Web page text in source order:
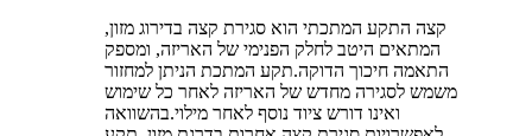
קצה התקע המתכתי הוא סגירת קצה בדירוג מזון,
המתאים היטב לחלק הפנימי של האריזה, ומספק
התאמה חיכוך הדוקה.תקע המתכת הניתן למחזור
משמש לסגירה מחדש של האריזה לאחר כל שימוש
ואינו דורש ציוד נוסף לאחר מילוי.בהשוואה